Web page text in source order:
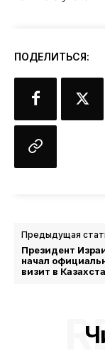
ПОДЕЛИТЬСЯ:
Предыдущая
Президент
начал
визит в